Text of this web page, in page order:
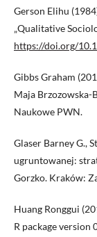
Gerson Elihu
„Qualitative
https://doi.org/
Gibbs Graham
Maja Brzozowska-
Naukowe PWN.
Glaser Barney G.,
ugruntowanej:
Gorzko. Kraków:
Huang Ronggui
R package version